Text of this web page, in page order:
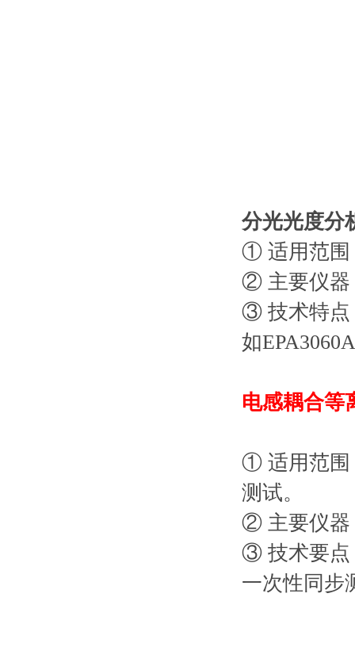
分光光度分
① 适用范围
② 主要仪器
③ 技术特点
如
电感耦合等
① 适用范围
测试。
② 主要仪器
③ 技术要点
一次性同步